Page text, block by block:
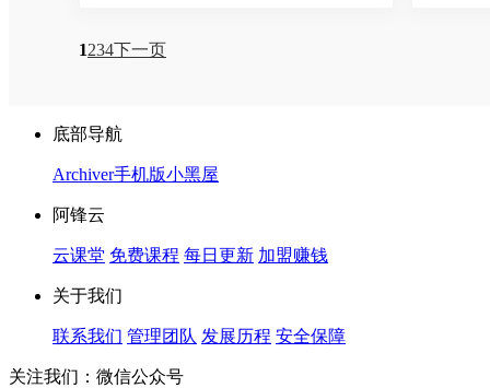
1234下一页
底部导航
Archiver手机版小黑屋
阿锋云
云课堂 免费课程 每日更新 加盟赚钱
关于我们
联系我们 管理团队 发展历程 安全保障
关注我们：微信公众号